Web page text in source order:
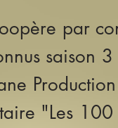
par
saison
"Les